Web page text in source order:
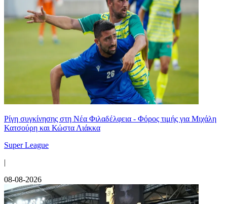
Ρίγη συγκίνησης στη Νέα Φιλαδέλφεια - Φόρος τιμής για Μιχάλη
Κατσούρη και Κώστα Λιάκκα
Super League
|
08-08-2026